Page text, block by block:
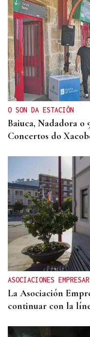
O SON DA ESTACIÓN
Baiuca, Nadadora
Concertos do
ASOCIACIONES
La Asociación
continuar con la